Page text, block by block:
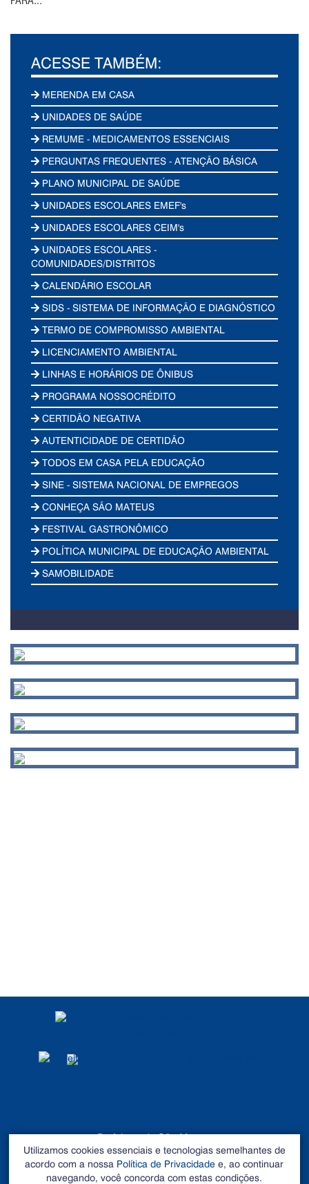
ACESSE TAMBÉM:
MERENDA EM CASA
UNIDADES DE SAÚDE
REMUME - MEDICAMENTOS ESSENCIAIS
PERGUNTAS FREQUENTES - ATENÇÃO BÁSICA
PLANO MUNICIPAL DE SAÚDE
UNIDADES ESCOLARES EMEF's
UNIDADES ESCOLARES CEIM's
UNIDADES ESCOLARES -
COMUNIDADES/DISTRITOS
CALENDÁRIO ESCOLAR
SIDS - SISTEMA DE INFORMAÇÃO E DIAGNÓSTICO
TERMO DE COMPROMISSO AMBIENTAL
LICENCIAMENTO AMBIENTAL
LINHAS E HORÁRIOS DE ÔNIBUS
PROGRAMA NOSSOCRÉDITO
CERTIDÃO NEGATIVA
AUTENTICIDADE DE CERTIDÃO
TODOS EM CASA PELA EDUCAÇÃO
SINE - SISTEMA NACIONAL DE EMPREGOS
CONHEÇA SÃO MATEUS
FESTIVAL GASTRONÔMICO
POLÍTICA MUNICIPAL DE EDUCAÇÃO AMBIENTAL
SAMOBILIDADE
Prefeitura de São Mateus
©2026 - Todos os direitos reservados
Endereço: Rua Alberto Sartório, Nº 404, Carapina - São
Mateus – ES CEP 29.933-060. Tel: 27 3195-0100
Utilizamos cookies essenciais e tecnologias semelhantes de
acordo com a nossa Política de Privacidade e, ao continuar
navegando, você concorda com estas condições.